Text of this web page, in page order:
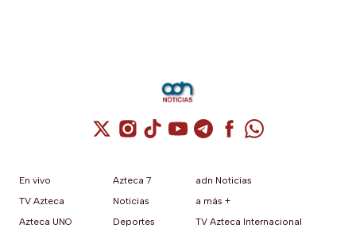
Cuenta de X / Twitter (se abre en una
Cuenta de Instagram (se abre en una
Cuenta de TikTok (se abre en
Cuenta de YouTube (se abre
Cuenta de Telegram (se
Cuenta de
Cuenta de
En vivo
TV Azteca
Azteca UNO
Azteca 7
Noticias
Deportes
adn Noticias
a más +
TV Azteca Internacional